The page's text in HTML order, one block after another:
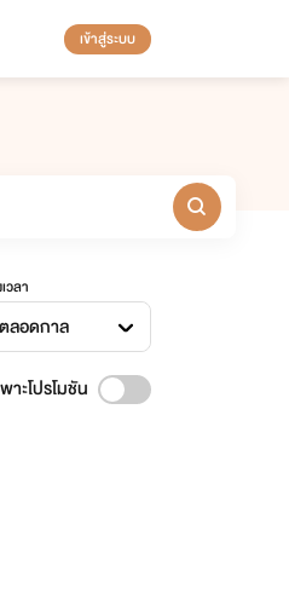
เข้าสู่ระบบ
วลา
ตลอดกาล
าะโปรโมชัน